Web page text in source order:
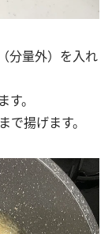
分量外）を入れ
。
揚げます。